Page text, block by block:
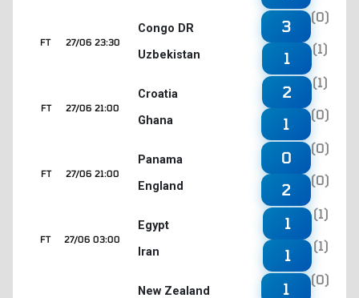
27/06 23:30
FT
Congo DR
Uzbekistan
3
(0)
1
(1)
27/06 21:00
FT
Croatia
Ghana
2
(1)
1
(0)
27/06 21:00
FT
Panama
England
0
(0)
2
(0)
27/06 03:00
FT
Egypt
Iran
1
(1)
1
(1)
New Zealand 1
(0)